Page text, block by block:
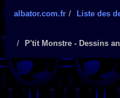
albator.com.fr Liste des
P'tit Monstre - Dessins